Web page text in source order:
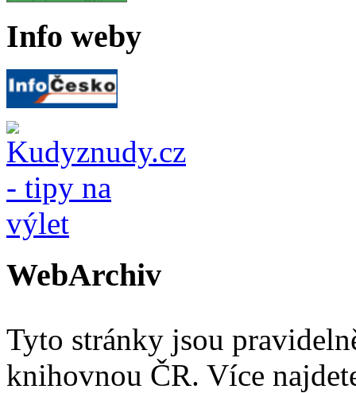
Info weby
WebArchiv
Tyto stránky jsou
knihovnou ČR. Více